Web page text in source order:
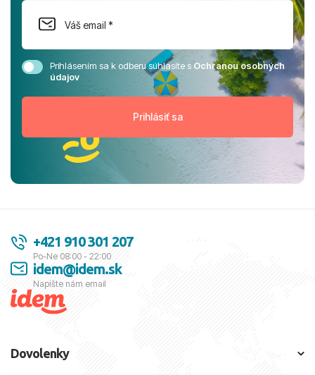
Prihlásením sa k odberu súhlasíte sOchranou osobných
údajov
+421 910 301 207
Po-Ne 08:00 - 22:00
idem@idem.sk
Napíšte nám email
Dovolenky